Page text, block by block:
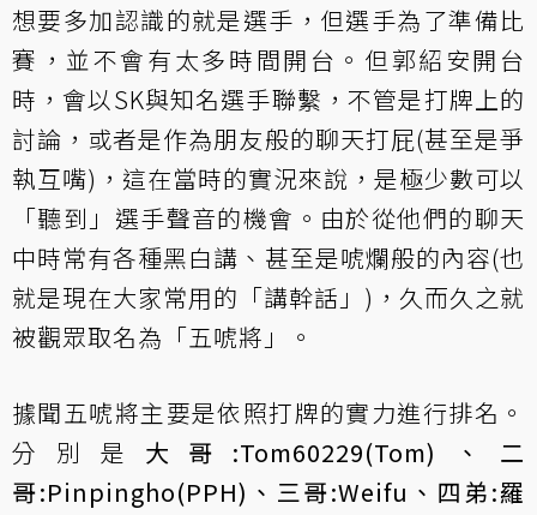
想要多加認識的就是選手，但選手為了準備比
賽，並不會有太多時間開台。但郭紹安開台
時，會以SK與知名選手聯繫，不管是打牌上的
討論，或者是作為朋友般的聊天打屁(甚至是爭
執互嘴)，這在當時的實況來說，是極少數可以
「聽到」選手聲音的機會。由於從他們的聊天
中時常有各種黑白講、甚至是唬爛般的內容(也
就是現在大家常用的「講幹話」)，久而久之就
被觀眾取名為「五唬將」。
據聞五唬將主要是依照打牌的實力進行排名。
分別是 大哥:Tom60229(Tom)、二
哥:Pinpingho(PPH)、三哥:Weifu、四弟:羅